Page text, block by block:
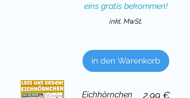
eins gratis bekommen!
inkl. MwSt.
in den Warenkorb
Eichhörnchen
Preis
2,99 €